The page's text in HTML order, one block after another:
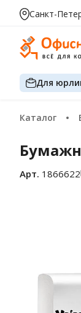
Санкт-
Для
Каталог
Арт. 1866622